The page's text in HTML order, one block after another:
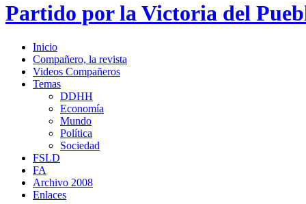
Partido por la Victoria del
Inicio
Compañero, la revista
Videos Compañeros
Temas
DDHH
Economía
Mundo
Política
Sociedad
FSLD
FA
Archivo 2008
Enlaces